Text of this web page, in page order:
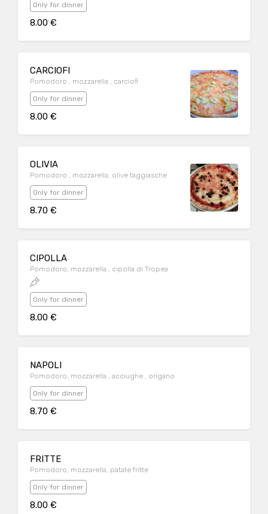
Only for dinner
8.00 €
CARCIOFI
Pomodoro , mozzarella , carciofi
Only for dinner
8.00 €
OLIVIA
Pomodoro , mozzarella, olive taggiasche
Only for dinner
8.70 €
CIPOLLA
Pomodoro, mozzarella , cipolla di Tropea
Only for dinner
8.00 €
NAPOLI
Pomodoro, mozzarella , acciughe , origano
Only for dinner
8.70 €
FRITTE
Pomodoro, mozzarella, patate fritte
Only for dinner
8.00 €